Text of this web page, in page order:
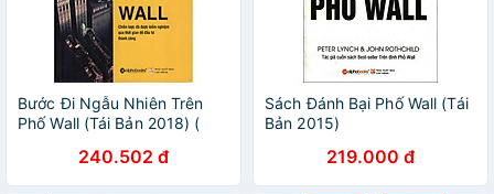
Bước Đi Ngẫu Nhiên Trên
Phố Wall (Tái Bản 2018) (
240.502 đ
Sách Đánh Bại Phố Wall (Tái
Bản 2015)
219.000 đ